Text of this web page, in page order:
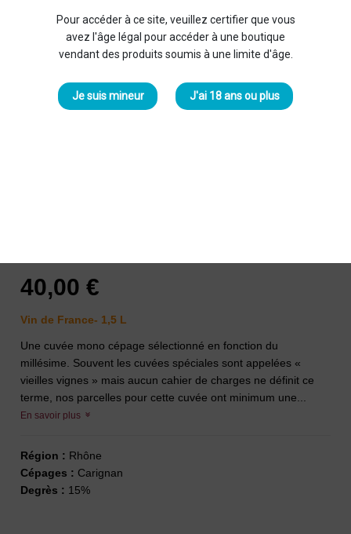
Pour accéder à ce site, veuillez certifier que vous
avez l'âge légal pour accéder à une boutique
vendant des produits soumis à une limite d'âge.
Je suis mineur J'ai 18 ans ou plus
40,00 €
Vin de France- 1,5 L
Une cuvée mono cépage sélectionné en fonction du
millésime. Souvent les cuvées spéciales sont appelées «
vieilles vignes » mais aucun cahier de charges ne définit ce
terme, nos parcelles pour cette cuvée ont minimum une...
En savoir plus
Région : Rhône
Cépages : Carignan
Degrès : 15%